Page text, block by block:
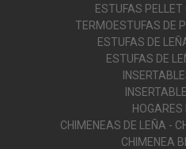
ESTUFAS
TERMOESTUFAS DE
ESTUFAS DE
ESTUFAS DE
HOGARES
CHIMENEAS DE LEÑA -
CHIMENEA